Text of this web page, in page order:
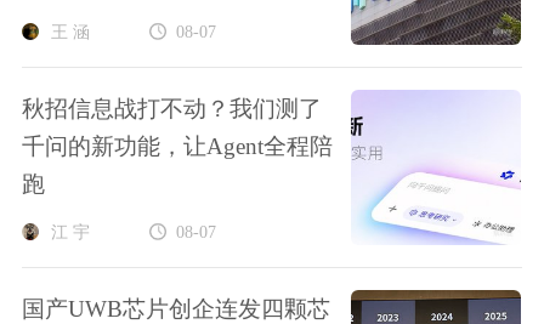
王 涵 08-07
秋招信息战打不动？我们测了
千问的新功能，让Agent全程陪
跑
江 宇 08-07
国产UWB芯片创企连发四颗芯